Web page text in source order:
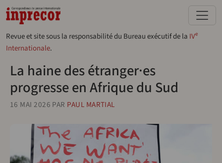
Aller au contenu principal
Revue et site sous la responsabilité du Bureau exécutif de la IVe
Internationale.
La haine des étranger·es
progresse en Afrique du Sud
16 MAI 2026 PAR PAUL MARTIAL